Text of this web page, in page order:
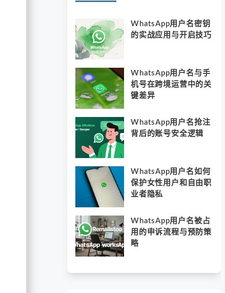
WhatsApp用户名密钥
的实战应用与开启技巧
WhatsApp用户名与手
机号在跨境运营中的关
键差异
WhatsApp用户名抢注
背后的账号安全逻辑
WhatsApp用户名如何
保护女性用户和自由职
业者隐私
WhatsApp用户名被占
用的申诉流程与预防策
略